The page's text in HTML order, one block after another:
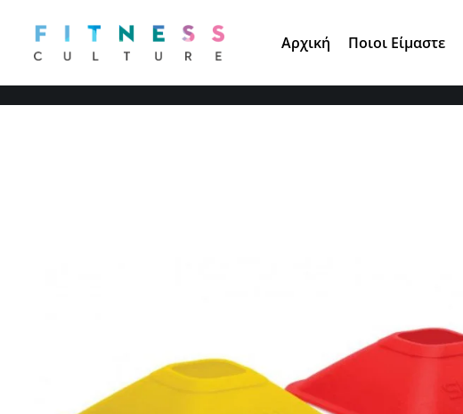
Τηλ. Παραγγελίες: 210 671 3891
Αρχική Ποιοι Είμαστε